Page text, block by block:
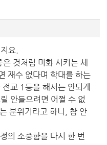
요.
것처럼 미화 시키는 세
재수 없다며 학대를 하는
교 1등을 해서는 안되게
안들으려면 어쩔 수 없
분위기라고 하니, 참 안
의 소중함을 다시 한 번